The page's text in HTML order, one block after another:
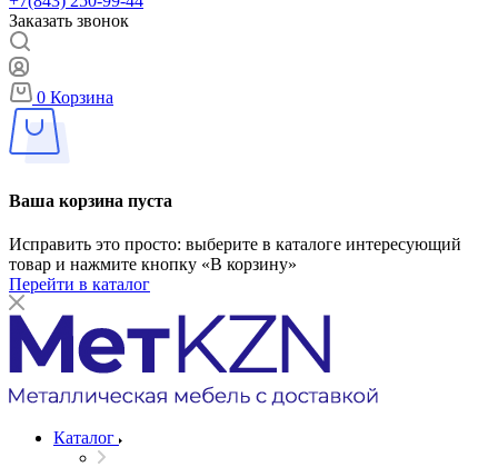
Заказать звонок
0 Корзина
Ваша корзина пуста
Исправить это просто: выберите в каталоге интересующий
товар и нажмите кнопку «В корзину»
Перейти в каталог
Каталог